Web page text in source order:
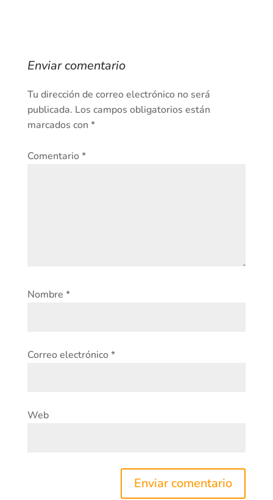
Enviar comentario
Tu dirección de correo electrónico no será
publicada. Los campos obligatorios están
marcados con *
Comentario*
Nombre *
Correo electrónico*
Web